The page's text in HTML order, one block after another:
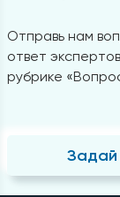
Отправь нам
ответ
рубрике
Задай